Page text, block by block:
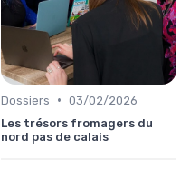
Dossiers • 03/02/2026
Les trésors fromagers du
nord pas de calais